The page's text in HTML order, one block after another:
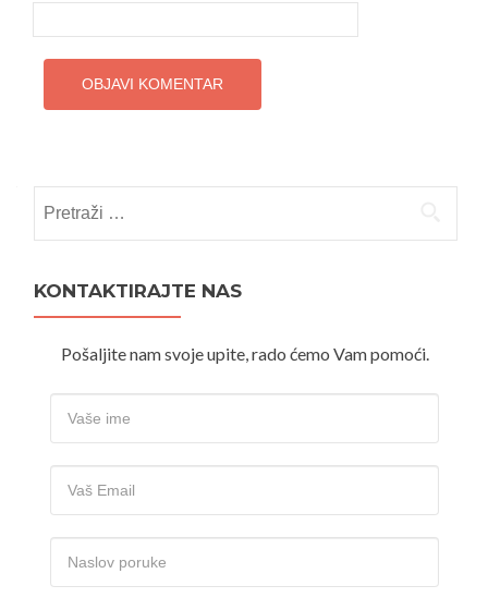
KONTAKTIRAJTE NAS
Pošaljite nam svoje upite, rado ćemo Vam pomoći.